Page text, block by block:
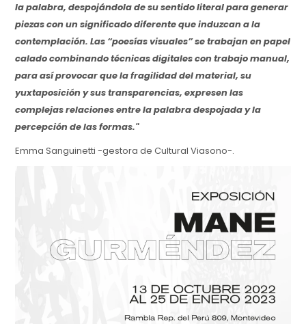
la palabra, despojándola de su sentido literal para generar
piezas con un significado diferente que induzcan a la
contemplación. Las “poesías visuales” se trabajan en papel
calado combinando técnicas digitales con trabajo manual,
para así provocar que la fragilidad del material, su
yuxtaposición y sus transparencias, expresen las
complejas relaciones entre la palabra despojada y la
percepción de las formas."
Emma Sanguinetti -gestora de Cultural Viasono-.